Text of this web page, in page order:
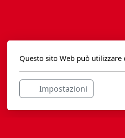
Questo sito Web può utilizzare
Impostazioni